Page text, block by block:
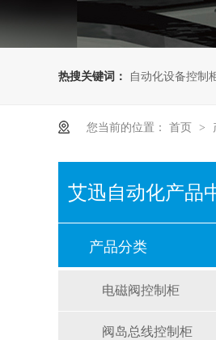
热搜关键词： 自动化设备控制
您当前的位置： 首页 >
法兰式涡街流量计
除潜在的泄露点，提高可用性，减少意外
艾迅自动化产品
产品分类
电磁阀控制柜
阀岛总线控制柜